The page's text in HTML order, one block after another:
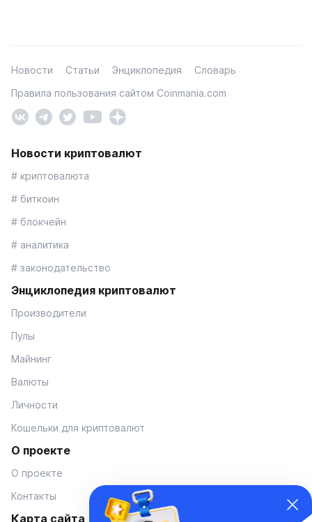
Новости Статьи Энциклопедия
Словарь
Правила пользования сайтом Coinmania.com
Новости криптовалют
# криптовалюта
# биткоин
# блокчейн
# аналитика
# законодательство
Энциклопедия криптовалют
Производители
Пулы
Майнинг
Валюты
Личности
Кошельки для криптовалют
О проекте
О проекте
Контакты
Карта сайта